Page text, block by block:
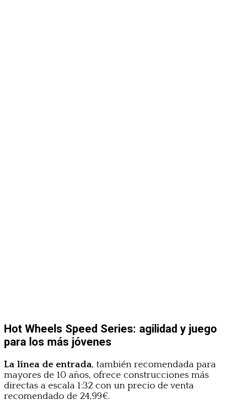
Hot Wheels Speed Series: agilidad y juego
para los más jóvenes
La línea de entrada, también recomendada para
mayores de 10 años, ofrece construcciones más
directas a escala 1:32 con un precio de venta
recomendado de 24,99€.